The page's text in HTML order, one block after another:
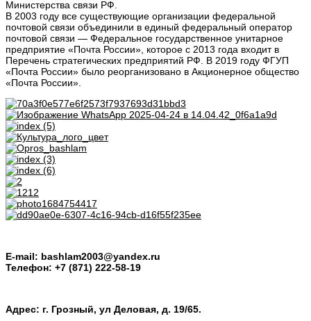
Министерства связи РФ.
В 2003 году все существующие организации федеральной
почтовой связи объединили в единый федеральный оператор
почтовой связи — Федеральное государственное унитарное
предприятие «Почта России», которое с 2013 года входит в
Перечень стратегических предприятий РФ. В 2019 году ФГУП
«Почта России» было реорганизовано в Акционерное общество
«Почта России».
E-mail: bashlam2003@yandex.ru
Телефон: +7 (871) 222-58-19
Адрес: г. Грозный, ул Деловая, д. 19/65.